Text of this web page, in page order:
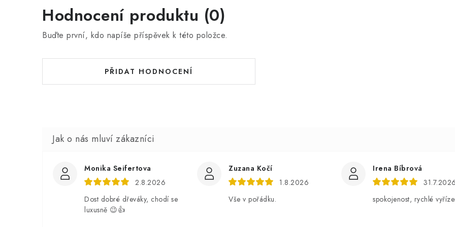
Hodnocení produktu (0)
Buďte první, kdo napíše příspěvek k této položce.
PŘIDAT HODNOCENÍ
Monika Seifertova
2.8.2026
Dost dobré dřeváky, chodí se
luxusně 😉👍
Zuzana Kočí
1.8.2026
Vše v pořádku.
Irena Bíbrová
spokojenost, rychlé